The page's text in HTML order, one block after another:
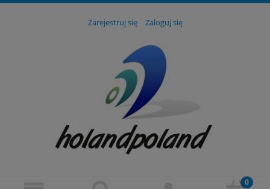
Zarejestruj się Zaloguj się